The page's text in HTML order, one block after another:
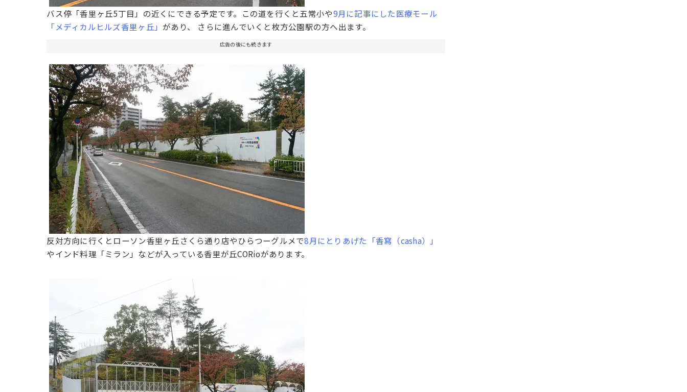
バス停「香里ヶ丘5丁目」の近くにできる予定です。この道を行くと五常小や9月に記事にした医療モール
「メディカルヒルズ香里ヶ丘」 があり、 さらに進んでいくと枚方公園駅の方へ出ます。
広告の後にも続きます
反対方向に行くとローソン香里ヶ丘さくら通り店やひらつーグルメで8月にとりあげた「香寫（casha）」
やインド料理「ミラン」などが入っている香里が丘CORioがあります。